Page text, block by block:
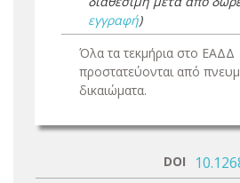
εγγραφή)
Όλα τα τεκμήρια στο ΕΑΔΔ
προστατεύονται από
δικαιώματα.
DOI